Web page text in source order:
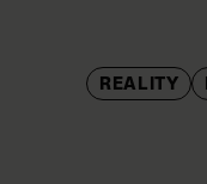
REALITY